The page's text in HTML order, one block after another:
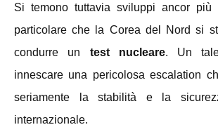
Si temono tuttavia sviluppi ancor più
particolare che la Corea del Nord si
condurre un test nucleare. Un
innescare una pericolosa escalation
seriamente la stabilità e la
internazionale.